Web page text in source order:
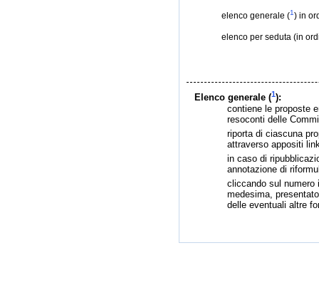
elenco generale (1) in
elenco per seduta (in
Elenco generale (1):
contiene le proposte
resoconti delle
riporta di ciascuna
attraverso appositi
in caso di
annotazione di
cliccando sul numero
medesima,
delle eventuali altre